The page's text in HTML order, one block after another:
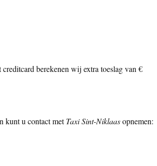
berekenen wij extra toeslag van €
kunt u contact metTaxi Sint-Niklaasopnemen: